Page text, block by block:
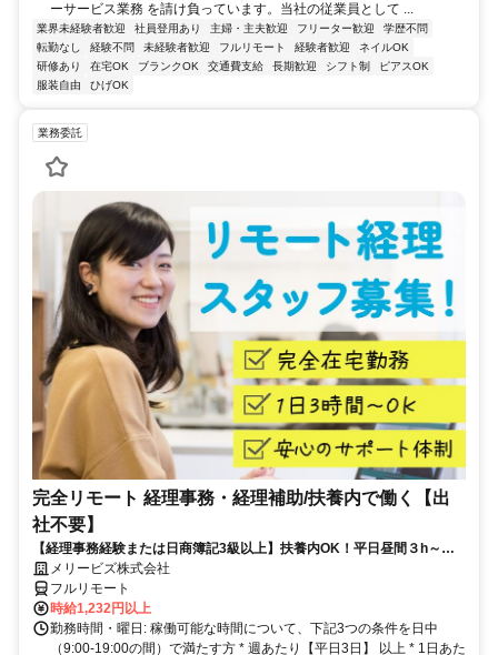
ーサービス業務 を請け負っています。当社の従業員として ...
業界未経験者歓迎 社員登用あり 主婦・主夫歓迎 フリーター歓迎
学歴不問
転勤なし
経験不問 未経験者歓迎 フルリモート 経験者歓迎
ネイルOK
研修あり
在宅OK ブランクOK 交通費支給 長期歓迎 シフト制
ピアスOK
服装自由
ひげOK
業務委託
完全リモート 経理事務・経理補助/扶養内で働く【出
社不要】
【経理事務経験または日商簿記3級以上】扶養内OK！平日昼間３h～。
完全在宅で育児・介護中の方も大歓迎♪
メリービズ株式会社
フルリモート
時給1,232円以上
勤務時間・曜日: 稼働可能な時間について、下記3つの条件を日中
（9:00-19:00の間）で満たす方 * 週あたり【平日3日】 以上 * 1日あた